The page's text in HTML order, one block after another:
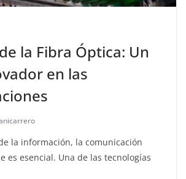
la Fibra Óptica: Un
en las
la información, la comunicación
es esencial. Una de las tecnologías